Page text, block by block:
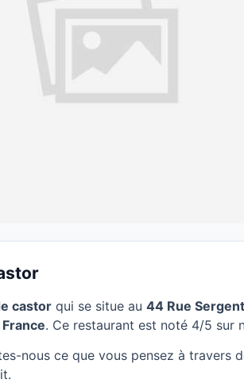
à Lyon
castor qui se situe au 44 Rue
. Ce restaurant est noté 4/5 sur
nous ce que vous pensez à travers